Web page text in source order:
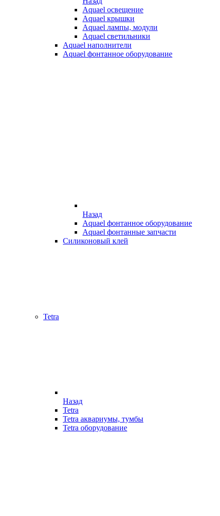
Aquael освещение
Aquael крышки
Aquael лампы, модули
Aquael светильники
Aquael наполнители
Aquael фонтанное оборудование
Назад
Aquael фонтанное оборудование
Aquael фонтанные запчасти
Силиконовый клей
Tetra
Назад
Tetra
Tetra аквариумы, тумбы
Tetra оборудование